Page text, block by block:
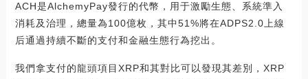
ACH是AlchemyPay發行的代幣，用于激勵生態、系統準入
消耗及治理，總量為100億枚，其中51%將在ADPS2.0上線
后通過持續不斷的支付和金融生態行為挖出。
我們拿支付的龍頭項目XRP和其對比可以發現其差別，XRP